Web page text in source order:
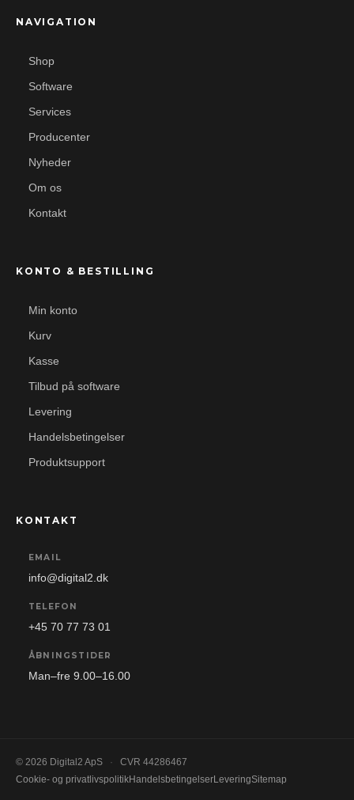
NAVIGATION
Shop
Software
Services
Producenter
Nyheder
Om os
Kontakt
KONTO & BESTILLING
Min konto
Kurv
Kasse
Tilbud på software
Levering
Handelsbetingelser
Produktsupport
KONTAKT
EMAIL
info@digital2.dk
TELEFON
+45 70 77 73 01
ÅBNINGSTIDER
Man–fre 9.00–16.00
© 2026 Digital2 ApS ·
CVR 44286467
Cookie- og privatlivspolitikHandelsbetingelserLeveringSitemap